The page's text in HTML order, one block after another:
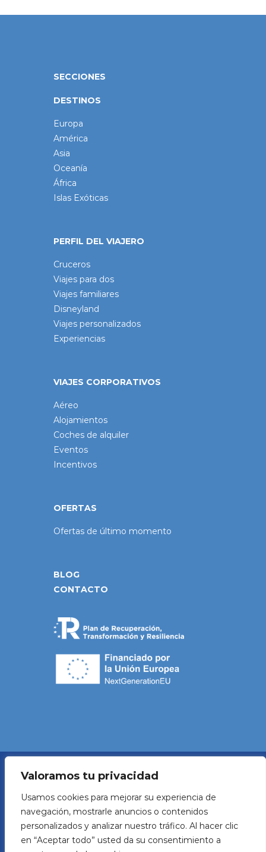
Valoramos tu privacidad
Usamos cookies para mejorar su experiencia de
navegación, mostrarle anuncios o contenidos
personalizados y analizar nuestro tráfico. Al hacer clic
en “Aceptar todo” usted da su consentimiento a
SECCIONES
DESTINOS
Europa
América
Asia
Oceanía
África
Islas Exóticas
PERFIL DEL VIAJERO
Cruceros
Viajes para dos
Viajes familiares
Disneyland
Viajes personalizados
Experiencias
VIAJES CORPORATIVOS
Aéreo
Alojamientos
Coches de alquiler
Eventos
Incentivos
OFERTAS
Ofertas de último momento
BLOG
CONTACTO